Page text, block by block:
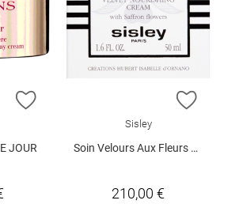
ZUR WUNSCHLISTE HINZUFÜGEN
JOUR
ZUR
Sisley
Soin Velours Aux Fleurs 50 ml
210,00 €